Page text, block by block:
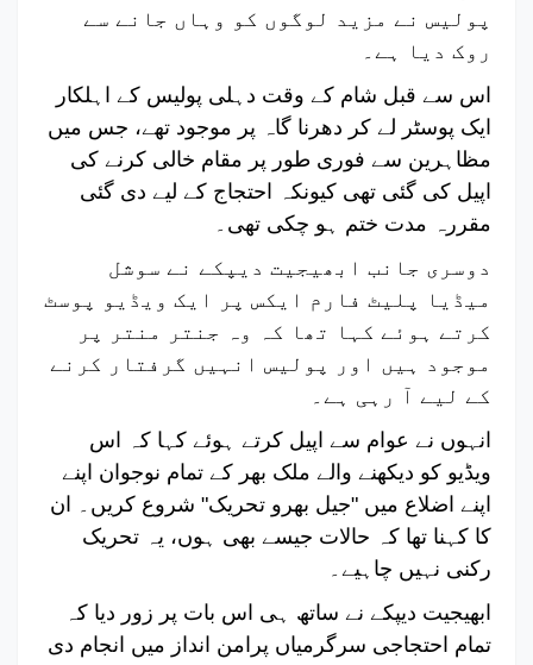
پولیس نے مزید لوگوں کو وہاں جانے سے
روک دیا ہے۔
اس سے قبل شام کے وقت دہلی پولیس کے اہلکار
ایک پوسٹر لے کر دھرنا گاہ پر موجود تھے، جس میں
مظاہرین سے فوری طور پر مقام خالی کرنے کی
اپیل کی گئی تھی کیونکہ احتجاج کے لیے دی گئی
مقررہ مدت ختم ہو چکی تھی۔
دوسری جانب ابھیجیت دیپکے نے سوشل
میڈیا پلیٹ فارم ایکس پر ایک ویڈیو پوسٹ
کرتے ہوئے کہا تھا کہ وہ جنتر منتر پر
موجود ہیں اور پولیس انہیں گرفتار کرنے
کے لیے آ رہی ہے۔
انہوں نے عوام سے اپیل کرتے ہوئے کہا کہ اس
ویڈیو کو دیکھنے والے ملک بھر کے تمام نوجوان اپنے
اپنے اضلاع میں "جیل بھرو تحریک" شروع کریں۔ ان
کا کہنا تھا کہ حالات جیسے بھی ہوں، یہ تحریک
رکنی نہیں چاہیے۔
ابھیجیت دیپکے نے ساتھ ہی اس بات پر زور دیا کہ
تمام احتجاجی سرگرمیاں پرامن انداز میں انجام دی